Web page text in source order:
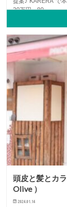
30万円～80…
頭皮と髪とカ
Olive ）
2024.01.14